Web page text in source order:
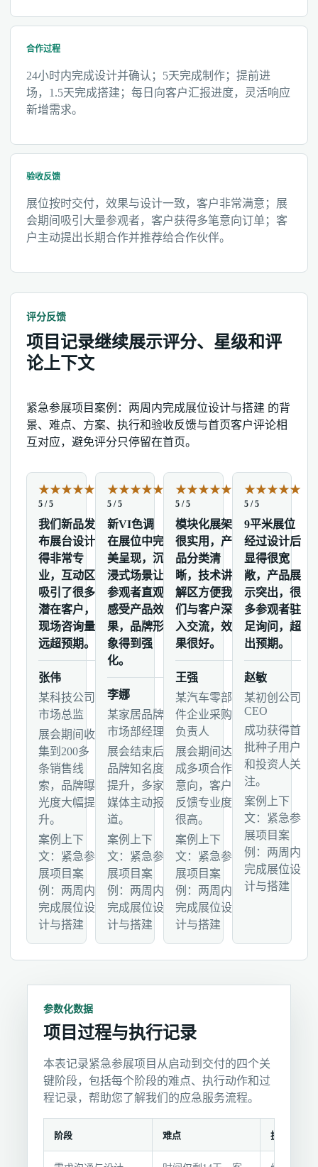
合作过程
24小时内完成设计并确认；5天完成制作；提前进
场，1.5天完成搭建；每日向客户汇报进度，灵活响应
新增需求。
验收反馈
展位按时交付，效果与设计一致，客户非常满意；展
会期间吸引大量参观者，客户获得多笔意向订单；客
户主动提出长期合作并推荐给合作伙伴。
评分反馈
项目记录继续展示评分、星级和评
论上下文
紧急参展项目案例：两周内完成展位设计与搭建 的背
景、难点、方案、执行和验收反馈与首页客户评论相
互对应，避免评分只停留在首页。
★★★★★
5 / 5
我们新品发
布展台设计
得非常专
业，互动区
吸引了很多
潜在客户，
现场咨询量
远超预期。
张伟
某科技公司
市场总监
展会期间收
集到200多
条销售线
索，品牌曝
光度大幅提
升。
案例上下
文：紧急参
展项目案
例：两周内
完成展位设
计与搭建
★★★★★
5 / 5
新VI色调
在展位中完
美呈现，沉
浸式场景让
参观者直观
感受产品效
果，品牌形
象得到强
化。
李娜
某家居品牌
市场部经理
展会结束后
品牌知名度
提升，多家
媒体主动报
道。
案例上下
文：紧急参
展项目案
例：两周内
完成展位设
计与搭建
★★★★★
5 / 5
模块化展架
很实用，产
品分类清
晰，技术讲
解区方便我
们与客户深
入交流，效
果很好。
王强
某汽车零部
件企业采购
负责人
展会期间达
成多项合作
意向，客户
反馈专业度
很高。
案例上下
文：紧急参
展项目案
例：两周内
完成展位设
计与搭建
★★★★★
5 / 5
9平米展位
经过设计后
显得很宽
敞，产品展
示突出，很
多参观者驻
足询问，超
出预期。
赵敏
某初创公司
CEO
成功获得首
批种子用户
和投资人关
注。
案例上下
文：紧急参
展项目案
例：两周内
完成展位设
计与搭建
参数化数据
项目过程与执行记录
本表记录紧急参展项目从启动到交付的四个关
键阶段，包括每个阶段的难点、执行动作和过
程记录，帮助您了解我们的应急服务流程。
阶段 难点 执行动作